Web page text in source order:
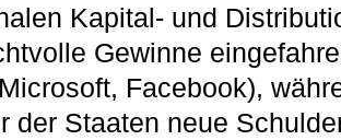
Kapital- und
Gewinne
Facebook),
der Staaten neue